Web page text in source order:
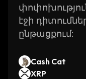
էջի
ընթացքում:
Cash Cat
XRP